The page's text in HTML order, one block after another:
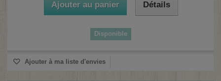
Ajouter au panier Détails
Disponible
Ajouter à ma liste d'envies